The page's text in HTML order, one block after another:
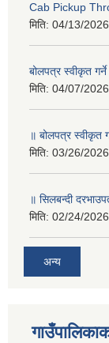
Cab Pickup
मिति: 04/13/
बोलपत्र स्वीकृत
मिति: 04/07/
॥ बोलपत्र स्वीकृत
मिति: 03/26/
॥ सिलबन्दी
मिति: 02/24/
अन्य